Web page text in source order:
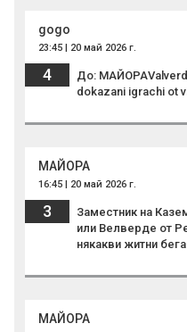
gogo
23:45 | 20 май 2026 г.
4
До:
dokazani igrachi ot
MAЙОРА
16:45 | 20 май 2026 г.
3
Заместник на
или Велверде от
някакви житни
MAЙОРА